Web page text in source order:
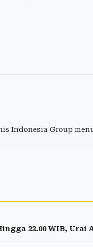
Indonesia Group
22.00 WIB, Urai